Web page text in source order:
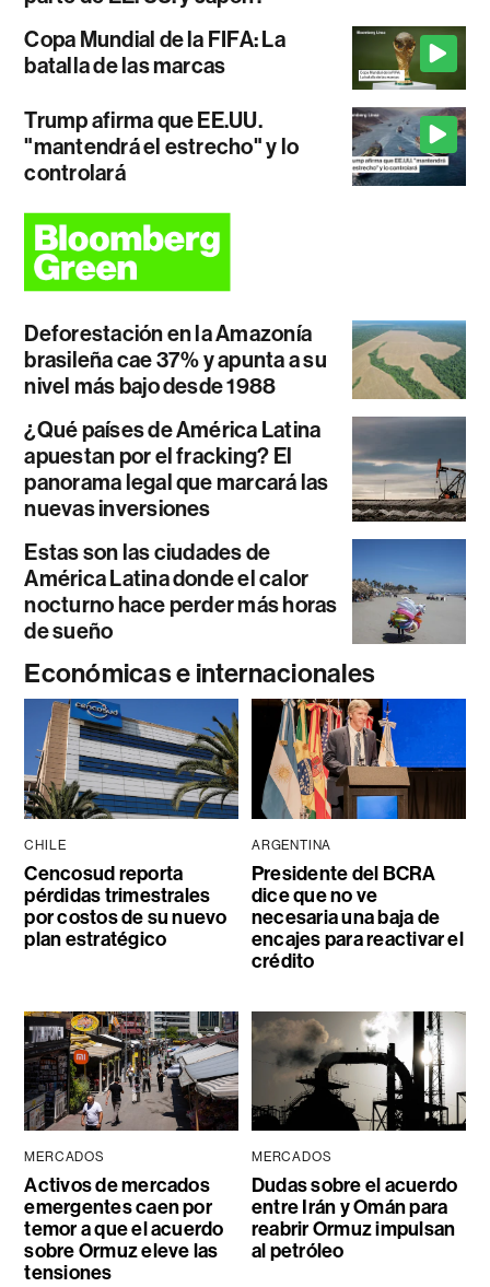
Copa Mundial de la FIFA: La
batalla de las marcas
Trump afirma que EE.UU.
"mantendrá el estrecho" y lo
controlará
Deforestación en la Amazonía
brasileña cae 37% y apunta a su
nivel más bajo desde 1988
¿Qué países de América Latina
apuestan por el fracking? El
panorama legal que marcará las
nuevas inversiones
Estas son las ciudades de
América Latina donde el calor
nocturno hace perder más horas
de sueño
Económicas e internacionales
CHILE
Cencosud reporta
pérdidas trimestrales
por costos de su nuevo
plan estratégico
ARGENTINA
Presidente del BCRA
dice que no ve
necesaria una baja de
encajes para reactivar el
crédito
MERCADOS
Activos de mercados
emergentes caen por
temor a que el acuerdo
sobre Ormuz eleve las
tensiones
MERCADOS
Dudas sobre el acuerdo
entre Irán y Omán para
reabrir Ormuz impulsan
al petróleo